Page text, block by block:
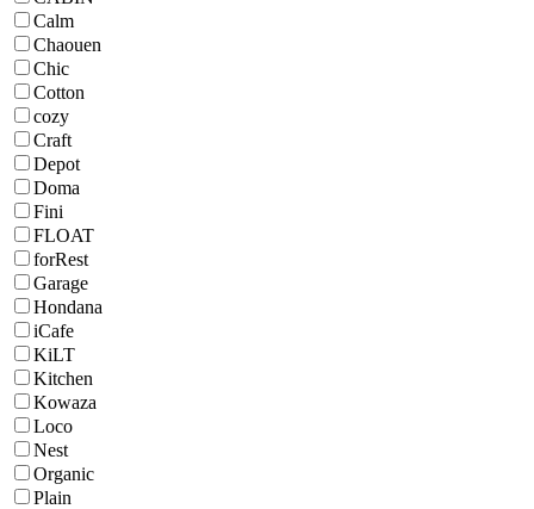
Calm
Chaouen
Chic
Cotton
cozy
Craft
Depot
Doma
Fini
FLOAT
forRest
Garage
Hondana
iCafe
KiLT
Kitchen
Kowaza
Loco
Nest
Organic
Plain